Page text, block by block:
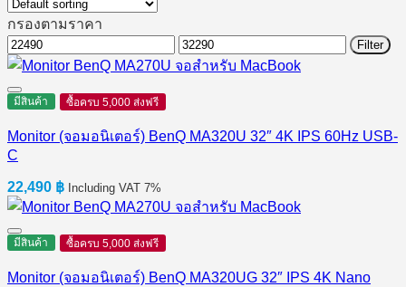
กรองตามราคา
Min
price
Max
price
Filter
มีสินค้า ซื้อครบ 5,000 ส่งฟรี
Monitor (จอมอนิเตอร์) BenQ MA320U 32″ 4K IPS 60Hz USB-
C
22,490 ฿ Including VAT 7%
มีสินค้า ซื้อครบ 5,000 ส่งฟรี
Monitor (จอมอนิเตอร์) BenQ MA320UG 32″ IPS 4K Nano